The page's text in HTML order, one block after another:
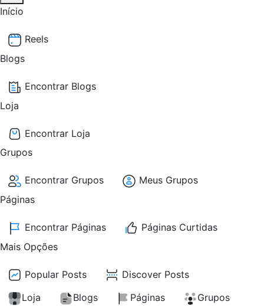
Início
Reels
Blogs
Encontrar Blogs
Loja
Encontrar Loja
Grupos
Encontrar Grupos
Meus Grupos
Páginas
Encontrar Páginas
Páginas Curtidas
Mais Opções
Popular Posts
Discover Posts
Loja
Blogs Páginas Grupos